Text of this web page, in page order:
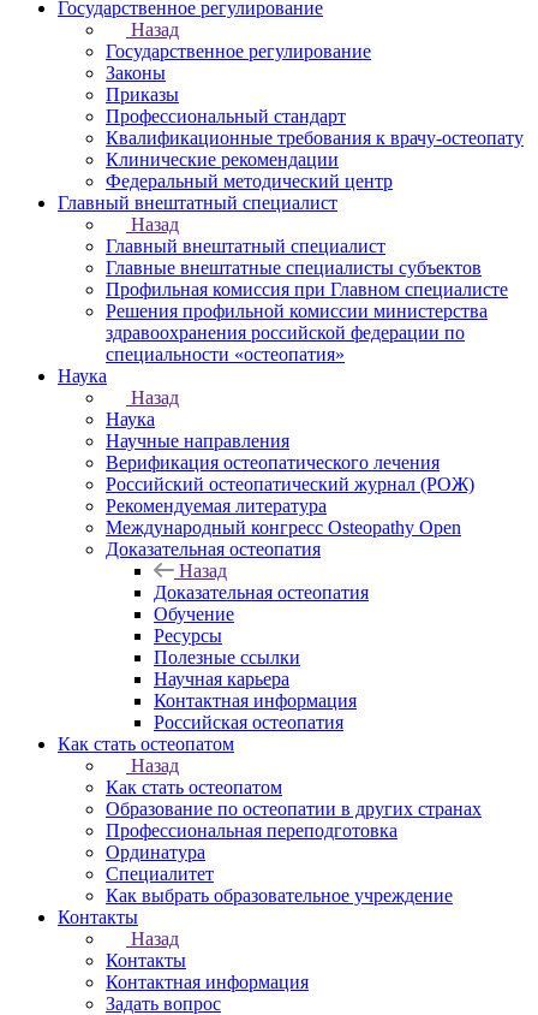
Государственное регулирование
Назад
Государственное регулирование
Законы
Приказы
Профессиональный стандарт
Квалификационные требования к врачу-остеопату
Клинические рекомендации
Федеральный методический центр
Главный внештатный специалист
Назад
Главный внештатный специалист
Главные внештатные специалисты субъектов
Профильная комиссия при Главном специалисте
Решения профильной комиссии министерства
здравоохранения российской федерации по
специальности «остеопатия»
Наука
Назад
Наука
Научные направления
Верификация остеопатического лечения
Российский остеопатический журнал (РОЖ)
Рекомендуемая литература
Международный конгресс Osteopathy Open
Доказательная остеопатия
Назад
Доказательная остеопатия
Обучение
Ресурсы
Полезные ссылки
Научная карьера
Контактная информация
Российская остеопатия
Как стать остеопатом
Назад
Как стать остеопатом
Образование по остеопатии в других странах
Профессиональная переподготовка
Ординатура
Специалитет
Как выбрать образовательное учреждение
Контакты
Назад
Контакты
Контактная информация
Задать вопрос